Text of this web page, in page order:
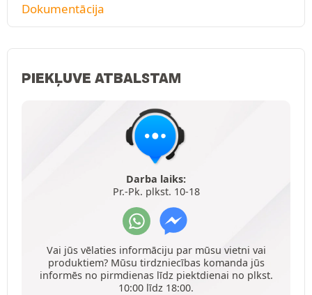
Dokumentācija
PIEKĻUVE ATBALSTAM
Darba laiks:
Pr.-Pk. plkst. 10-18
Vai jūs vēlaties informāciju par mūsu vietni vai
produktiem? Mūsu tirdzniecības komanda jūs
informēs no pirmdienas līdz piektdienai no plkst.
10:00 līdz 18:00.